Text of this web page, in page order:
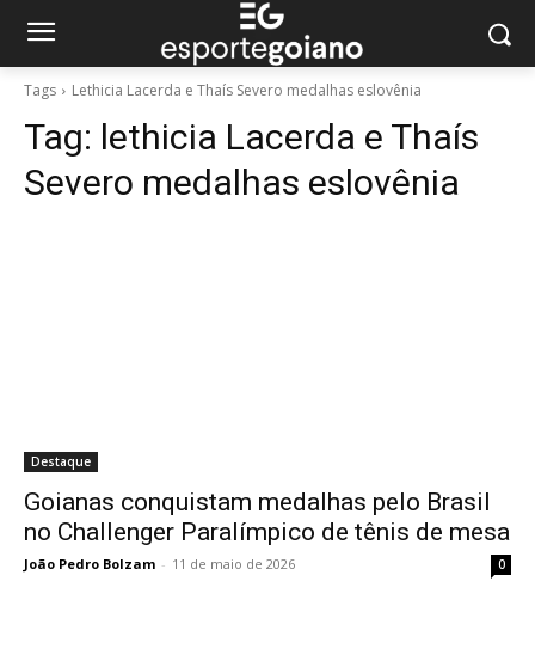
Tags Lethicia Lacerda e Thaís Severo medalhas eslovênia
Tag: lethicia Lacerda e Thaís
Severo medalhas eslovênia
Destaque
Goianas conquistam medalhas pelo Brasil
no Challenger Paralímpico de tênis de mesa
João Pedro Bolzam - 11 de maio de 2026 0